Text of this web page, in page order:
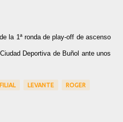
la 1ª ronda de play-off de ascenso
Deportiva de Buñol ante unos
FILIAL LEVANTE ROGER